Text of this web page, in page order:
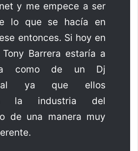
y me empece a ser
lo que se hacía en
entonces. Si hoy en
Barrera estaría a
como de un Dj
ya que ellos
la industria del
de una manera muy